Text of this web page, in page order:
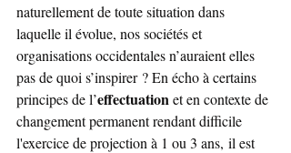
naturellement de toute situation dans
laquelle il évolue, nos sociétés et
organisations occidentales n’auraient elles
pas de quoi s’inspirer ? En écho à certains
principes de l’effectuation et en contexte de
changement permanent rendant difficile
l'exercice de projection à 1 ou 3 ans, il est